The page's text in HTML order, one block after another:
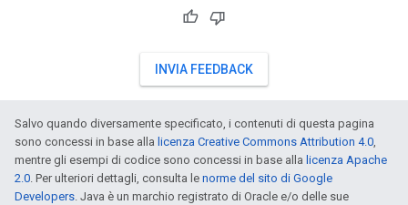
INVIA FEEDBACK
Salvo quando diversamente specificato, i contenuti di questa pagina
sono concessi in base alla licenza Creative Commons Attribution 4.0,
mentre gli esempi di codice sono concessi in base alla licenza Apache
2.0. Per ulteriori dettagli, consulta le norme del sito di Google
Developers. Java è un marchio registrato di Oracle e/o delle sue